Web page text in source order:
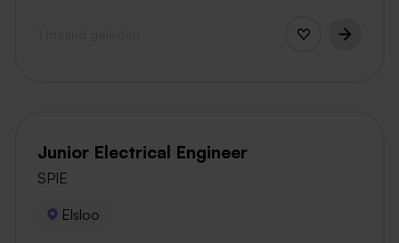
Junior Electrical Engineer
SPIE
Elsloo